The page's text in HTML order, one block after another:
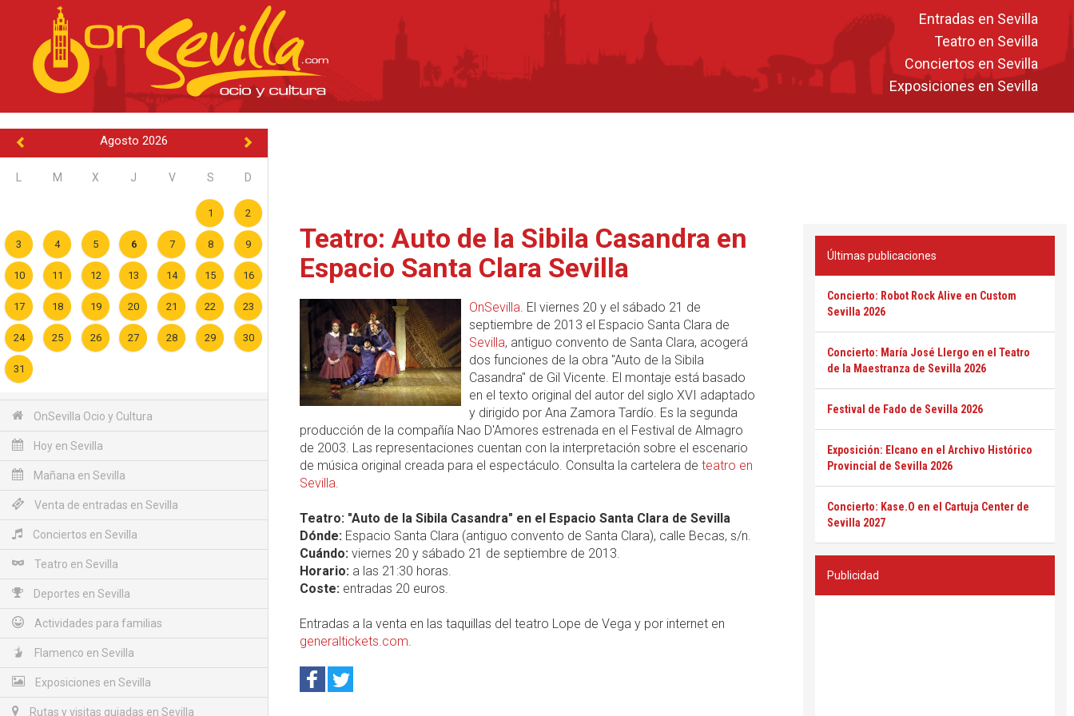
Entradas en Sevilla
Teatro en Sevilla
Conciertos en Sevilla
Exposiciones en Sevilla
Agosto 2026
M X J V S D
1 2
3 4 5 6 7 8 9
10 11 12 13 14 15 16
17 18 19 20 21 22 23
24 25 26 27 28 29 30
31
OnSevilla Ocio y Cultura
Hoy en Sevilla
Mañana en Sevilla
Venta de entradas en Sevilla
Conciertos en Sevilla
Teatro en Sevilla
Deportes en Sevilla
Actividades para familias
Flamenco en Sevilla
Exposiciones en Sevilla
Rutas y visitas guiadas en Sevilla
Teatro: Auto de la Sibila Casandra en
Espacio Santa Clara Sevilla
OnSevilla. El viernes 20 y el sábado 21 de
septiembre de 2013 el Espacio Santa Clara de
Sevilla, antiguo convento de Santa Clara, acogerá
dos funciones de la obra "Auto de la Sibila
Casandra" de Gil Vicente. El montaje está basado
en el texto original del autor del siglo XVI adaptado
y dirigido por Ana Zamora Tardío. Es la segunda
producción de la compañía Nao D'Amores estrenada en el Festival de Almagro
de 2003. Las representaciones cuentan con la interpretación sobre el escenario
de música original creada para el espectáculo. Consulta la cartelera de teatro en
Sevilla.
Teatro: "Auto de la Sibila Casandra" en el Espacio Santa Clara de Sevilla
Dónde: Espacio Santa Clara (antiguo convento de Santa Clara), calle Becas, s/n.
Cuándo: viernes 20 y sábado 21 de septiembre de 2013.
Horario: a las 21:30 horas.
Coste: entradas 20 euros.
Entradas a la venta en las taquillas del teatro Lope de Vega y por internet en
generaltickets.com.
Últimas publicaciones
Concierto: Robot Rock Alive en Custom
Sevilla 2026
Concierto: María José Llergo en el Teatro
de la Maestranza de Sevilla 2026
Festival de Fado de Sevilla 2026
Exposición: Elcano en el Archivo Histórico
Provincial de Sevilla 2026
Concierto: Kase.O en el Cartuja Center de
Sevilla 2027
Publicidad